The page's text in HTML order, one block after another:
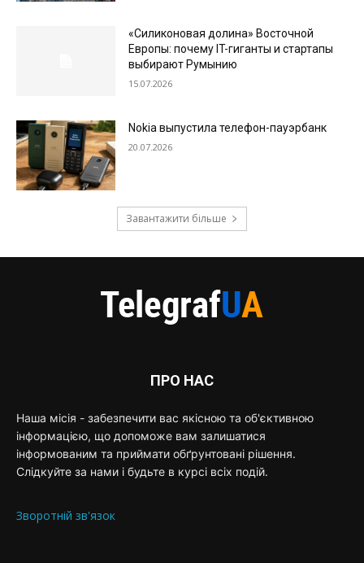
«Силиконовая долина» Восточной
Европы: почему IT-гиганты и стартапы
выбирают Румынию
15.07.2026
Nokia выпустила телефон-пауэрбанк
20.07.2026
Завантажити більше
ПРО НАС
Наша місія - забезпечити вас якісною та об'єктивною
інформацією, що допоможе вам залишатися
інформованим та приймати обґрунтовані рішення.
Слідкуйте за нами і будьте в курсі всіх подій.
Зворотній зв'язок